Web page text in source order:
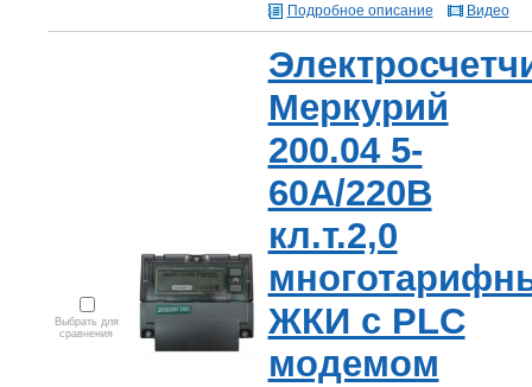
Подробное описание Видео
Выбрать для
сравнения
Меркурий
200.04 5-
60А/220В
кл.т.2,0
ЖКИ с PLC
модемом